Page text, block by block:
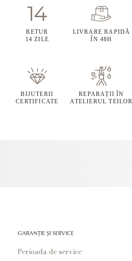
RETUR
14 ZILE
LIVRARE RAPIDĂ
ÎN 48H
BIJUTERII
CERTIFICATE
REPARAȚII ÎN
ATELIERUL TEILOR
GARANȚIE ȘI SERVICE
Perioada de service